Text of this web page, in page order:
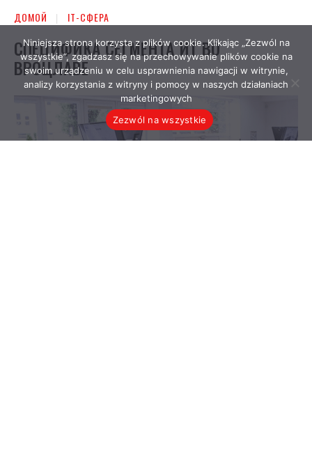
Niniejsza strona korzysta z plików cookie. Klikając „Zezwól na
wszystkie”, zgadzasz się na przechowywanie plików cookie na
swoim urządzeniu w celu usprawnienia nawigacji w witrynie,
analizy korzystania z witryny i pomocy w naszych działaniach
marketingowych
Zezwól na wszystkie